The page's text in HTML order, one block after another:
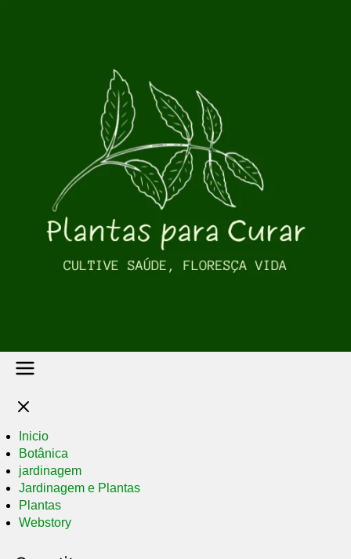
Inicio
Botânica
jardinagem
Jardinagem e Plantas
Plantas
Webstory